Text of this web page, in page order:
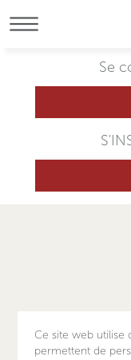
Se
Ce site web utilise
permettent de